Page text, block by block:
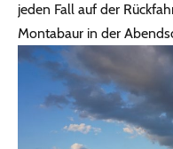
jeden Fall auf der
Montabaur in der